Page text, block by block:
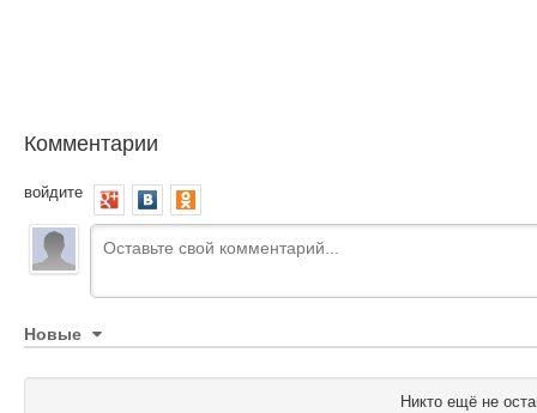
Комментарии
войдите
Новые
Никто ещё не